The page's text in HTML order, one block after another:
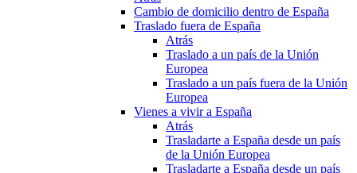
Cambio de domicilio dentro de España
Traslado fuera de España
Atrás
Traslado a un país de la Unión
Europea
Traslado a un país fuera de la Unión
Europea
Vienes a vivir a España
Atrás
Trasladarte a España desde un país
de la Unión Europea
Trasladarte a España desde un país